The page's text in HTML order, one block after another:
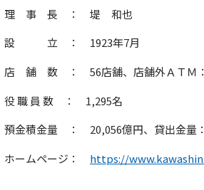
理 事 長 ： 堤 和也
設 立 ： 1923年7月
店 舗 数 ： 56店舗、店舗外ＡＴＭ
役 職 員 数 ： 1,295名
預金積金量 ： 20,056億円、貸出金量
ホームページ： https://